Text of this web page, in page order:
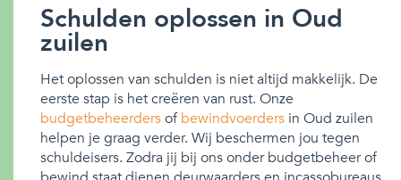
Schulden oplossen in Oud
zuilen
Het oplossen van schulden is niet altijd makkelijk. De
eerste stap is het creëren van rust. Onze
budgetbeheerdersofbewindvoerders in Oud zuilen
helpen je graag verder. Wij beschermen jou tegen
schuldeisers. Zodra jij bij ons onder budgetbeheer of